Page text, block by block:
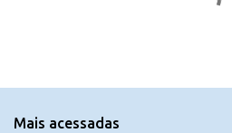
n
Mais acessadas